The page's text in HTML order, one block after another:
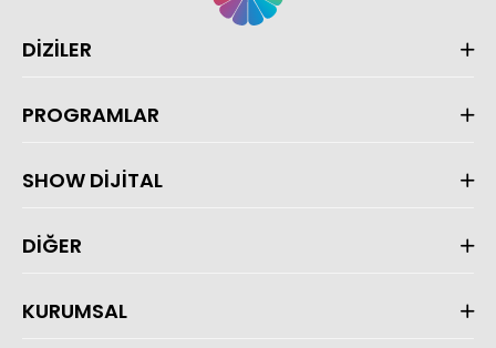
DİZİLER
PROGRAMLAR
SHOW DİJİTAL
DİĞER
KURUMSAL